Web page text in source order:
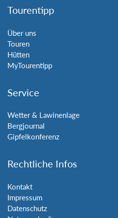
Tourentipp
Über uns
Touren
Hütten
MyTourentipp
Service
Wetter & Lawinenlage
Bergjournal
Gipfelkonferenz
Rechtliche Infos
Kontakt
Impressum
Datenschutz